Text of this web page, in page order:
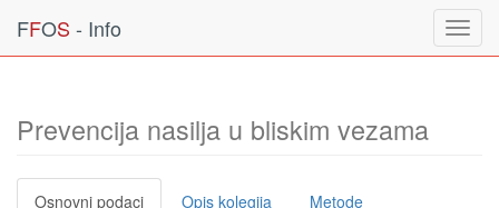
FFOS - Info
Prevencija nasilja u bliskim vezama
Osnovni podaci Opis kolegija Metode